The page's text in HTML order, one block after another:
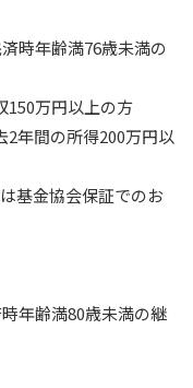
時年齢満76歳未満の
150万円以上の方
2年間の所得200万円以
基金協会保証でのお
年齢満80歳未満の継